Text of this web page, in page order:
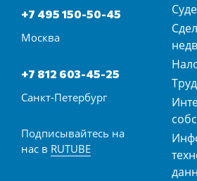
+7 495 150-50-45
Москва
+7 812 603-45-25
Санкт-Петербург
Подписывайтесь на
нас в RUTUBE